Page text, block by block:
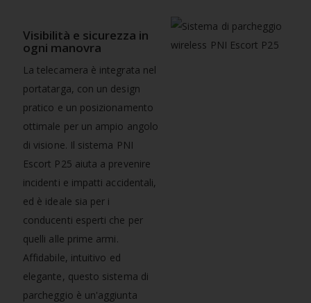
Visibilità e sicurezza in
ogni manovra
La telecamera è integrata nel
portatarga, con un design
pratico e un posizionamento
ottimale per un ampio angolo
di visione. Il sistema PNI
Escort P25 aiuta a prevenire
incidenti e impatti accidentali,
ed è ideale sia per i
conducenti esperti che per
quelli alle prime armi.
Affidabile, intuitivo ed
elegante, questo sistema di
parcheggio è un'aggiunta